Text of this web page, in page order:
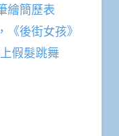
繪簡歷表
後街女孩》
假髮跳舞